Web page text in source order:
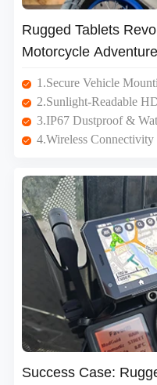
Rugged Tablets
Motorcycle
1.Secure Vehicle
2.Sunlight-Readable
3.IP67 Dustproof &
4.Wireless Connectivity
Success Case: